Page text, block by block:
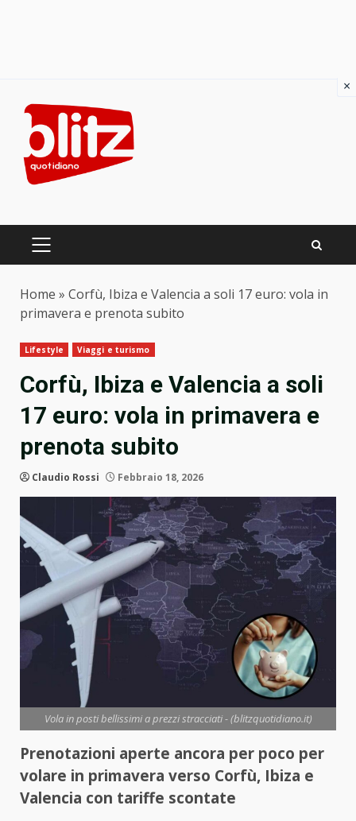
content
PRIMARY
Home » Corfù, Ibiza e Valencia a soli 17 euro: vola in
primavera e prenota subito
Lifestyle Viaggi e turismo
Corfù, Ibiza e Valencia a soli
17 euro: vola in primavera e
prenota subito
Claudio Rossi Febbraio 18, 2026
Vola in posti bellissimi a prezzi stracciati - (blitzquotidiano.it)
Prenotazioni aperte ancora per poco per
volare in primavera verso Corfù, Ibiza e
Valencia con tariffe scontate
×